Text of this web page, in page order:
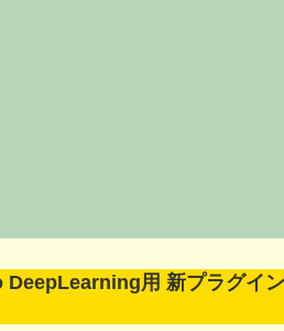
用 新プラグイ